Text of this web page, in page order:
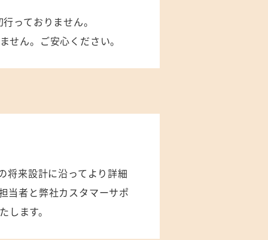
っておりません。
せん。ご安心ください。
将来設計に沿ってより詳細
当者と弊社カスタマーサポ
ます。